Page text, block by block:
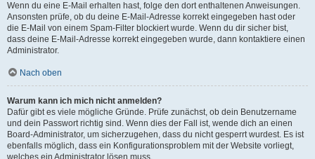
Wenn du eine E-Mail erhalten hast, folge den dort enthaltenen Anweisungen.
Ansonsten prüfe, ob du deine E-Mail-Adresse korrekt eingegeben hast oder
die E-Mail von einem Spam-Filter blockiert wurde. Wenn du dir sicher bist,
dass deine E-Mail-Adresse korrekt eingegeben wurde, dann kontaktiere einen
Administrator.
Nach oben
Warum kann ich mich nicht anmelden?
Dafür gibt es viele mögliche Gründe. Prüfe zunächst, ob dein Benutzername
und dein Passwort richtig sind. Wenn dies der Fall ist, wende dich an einen
Board-Administrator, um sicherzugehen, dass du nicht gesperrt wurdest. Es ist
ebenfalls möglich, dass ein Konfigurationsproblem mit der Website vorliegt,
welches ein Administrator lösen muss.